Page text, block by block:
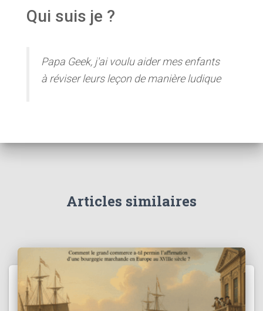
Qui suis je ?
Papa Geek, j'ai voulu aider mes enfants
à réviser leurs leçon de manière ludique
Articles similaires